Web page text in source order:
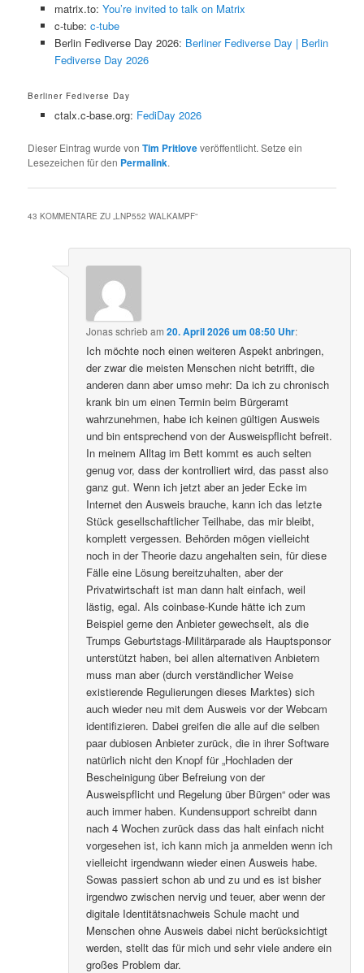
matrix.to: You’re invited to talk on Matrix
c-tube: c-tube
Berlin Fediverse Day 2026: Berliner Fediverse Day | Berlin
Fediverse Day 2026
Berliner Fediverse Day
ctalx.c-base.org: FediDay 2026
Dieser Eintrag wurde vonTim Pritloveveröffentlicht. Setze ein
Lesezeichen für den Permalink.
43 KOMMENTARE ZU „LNP552 WALKAMPF“
Jonasschriebam20. April 2026 um 08:50 Uhr:
Ich möchte noch einen weiteren Aspekt anbringen,
der zwar die meisten Menschen nicht betrifft, die
anderen dann aber umso mehr: Da ich zu chronisch
krank bin um einen Termin beim Bürgeramt
wahrzunehmen, habe ich keinen gültigen Ausweis
und bin entsprechend von der Ausweispflicht befreit.
In meinem Alltag im Bett kommt es auch selten
genug vor, dass der kontrolliert wird, das passt also
ganz gut. Wenn ich jetzt aber an jeder Ecke im
Internet den Ausweis brauche, kann ich das letzte
Stück gesellschaftlicher Teilhabe, das mir bleibt,
komplett vergessen. Behörden mögen vielleicht
noch in der Theorie dazu angehalten sein, für diese
Fälle eine Lösung bereitzuhalten, aber der
Privatwirtschaft ist man dann halt einfach, weil
lästig, egal. Als coinbase-Kunde hätte ich zum
Beispiel gerne den Anbieter gewechselt, als die
Trumps Geburtstags-Militärparade als Hauptsponsor
unterstützt haben, bei allen alternativen Anbietern
muss man aber (durch verständlicher Weise
existierende Regulierungen dieses Marktes) sich
auch wieder neu mit dem Ausweis vor der Webcam
identifizieren. Dabei greifen die alle auf die selben
paar dubiosen Anbieter zurück, die in ihrer Software
natürlich nicht den Knopf für „Hochladen der
Bescheinigung über Befreiung von der
Ausweispflicht und Regelung über Bürgen“ oder was
auch immer haben. Kundensupport schreibt dann
nach 4 Wochen zurück dass das halt einfach nicht
vorgesehen ist, ich kann mich ja anmelden wenn ich
vielleicht irgendwann wieder einen Ausweis habe.
Sowas passiert schon ab und zu und es ist bisher
irgendwo zwischen nervig und teuer, aber wenn der
digitale Identitätsnachweis Schule macht und
Menschen ohne Ausweis dabei nicht berücksichtigt
werden, stellt das für mich und sehr viele andere ein
großes Problem dar.